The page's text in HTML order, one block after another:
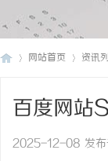
网站首页 资讯
百度网站
2025-12-08 发布